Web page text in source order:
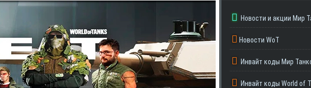
Новости и акции Мир
Новости WoT
Инвайт коды Мир
Инвайт коды World of